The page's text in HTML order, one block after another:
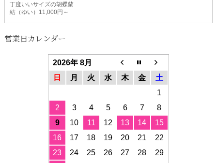
丁度いいサイズの胡蝶蘭
結（ゆい）11,000円～
営業日カレンダー
2026年 8月
日
月 火 水 木 金
土
1
2
3 4 5 6 7
8
9
10 11 12 13 14
15
16
17 18 19 20 21
22
23
24 25 26 27 28
29